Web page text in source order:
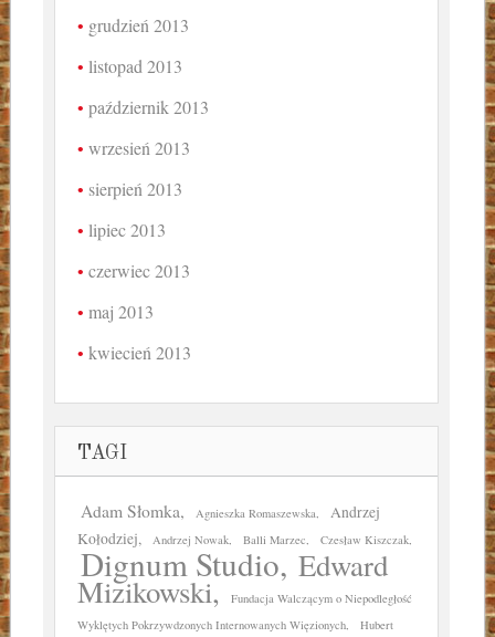
grudzień 2013
listopad 2013
październik 2013
wrzesień 2013
sierpień 2013
lipiec 2013
czerwiec 2013
maj 2013
kwiecień 2013
TAGI
Adam Słomka Agnieszka Romaszewska
Andrzej
Kołodziej
Andrzej Nowak Balli Marzec Czesław Kiszczak
Dignum Studio Edward
Mizikowski
Fundacja Walczącym o Niepodległość
Wyklętych Pokrzywdzonych Internowanych Więzionych
Hubert